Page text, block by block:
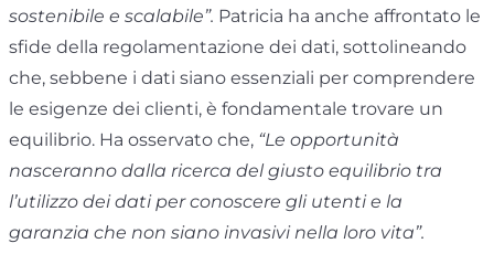
sostenibile e scalabile”. Patricia ha anche affrontato le
sfide della regolamentazione dei dati, sottolineando
che, sebbene i dati siano essenziali per comprendere
le esigenze dei clienti, è fondamentale trovare un
equilibrio. Ha osservato che, “Le opportunità
nasceranno dalla ricerca del giusto equilibrio tra
l’utilizzo dei dati per conoscere gli utenti e la
garanzia che non siano invasivi nella loro vita”.